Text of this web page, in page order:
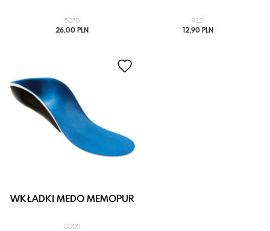
5070
26,00 PLN
9321
12,90 PLN
WKŁADKI MEDO MEMOPUR
0005